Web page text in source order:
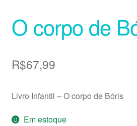
O corpo de
R$67,99
Livro Infantil – O corpo de Bóris
Em estoque